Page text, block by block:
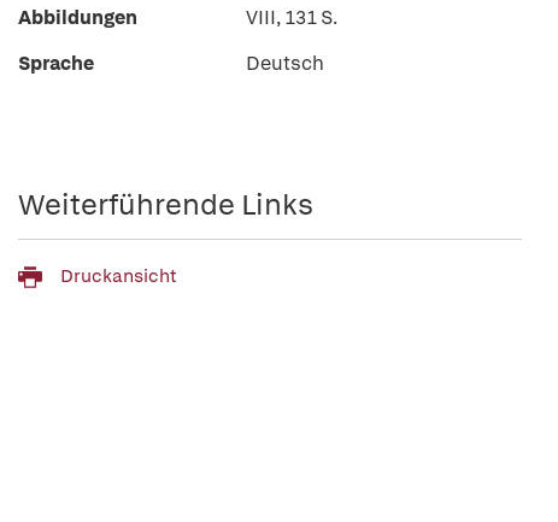
Abbildungen
VIII, 131 S.
Sprache
Deutsch
Weiterführende Links
Druckansicht